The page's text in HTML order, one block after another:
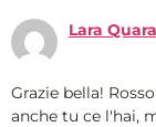
Lara
Grazie bella!
anche tu ce l'hai,